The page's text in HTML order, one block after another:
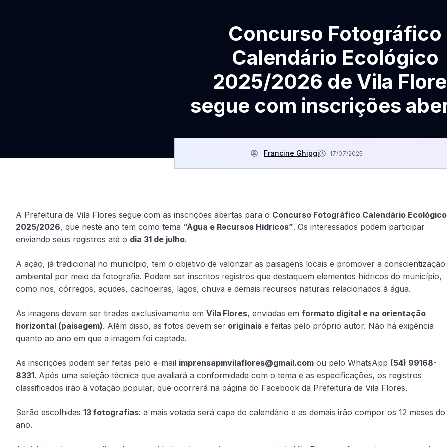
Concurso Fotográfico
Calendário Ecológico
2025/2026 de Vila
segue com inscrições
Francine Ghiggi 17/07/2025
A Prefeitura de Vila Flores segue com as inscrições abertas para o Concurso Fotográfico Calendário Ecológico
2025/2026, que neste ano tem como tema “Água e Recursos Hídricos”. Os interessados podem participar
enviando seus registros até o dia 31 de julho.
A ação, já tradicional no município, tem o objetivo de valorizar as paisagens locais e promover a conscientização
ambiental por meio da fotografia. Podem ser inscritos registros que destaquem elementos hídricos do município,
como rios, córregos, açudes, cachoeiras, lagos, chuva e demais recursos naturais relacionados à água.
As imagens devem ser tiradas exclusivamente em Vila Flores, enviadas em formato digital e na orientação
horizontal (paisagem). Além disso, as fotos devem ser originais e feitas pelo próprio autor. Não há exigência
quanto ao ano em que a imagem foi captada.
As inscrições podem ser feitas pelo e-mail imprensapmvilaflores@gmail.com ou pelo WhatsApp (54) 99168-
8331. Após uma seleção técnica que avaliará a conformidade com o tema e as especificações, os registros
classificados irão à votação popular, que ocorrerá na página do Facebook da Prefeitura de Vila Flores.
Serão escolhidas 13 fotografias: a mais votada será capa do calendário e as demais irão compor os 12 meses do
ano.